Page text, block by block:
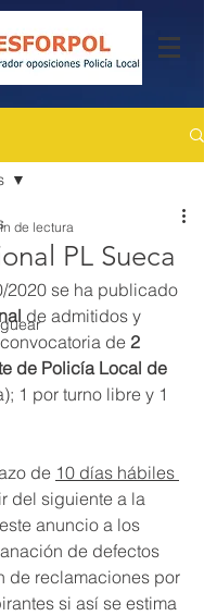
PL Sueca
de lectura
2020 se ha publicado
de admitidos y
de 2
de Policía Local de
1 por turno libre y 1
de 10 días hábiles
del siguiente a la
anuncio a los
de defectos
de reclamaciones por
si así se estima